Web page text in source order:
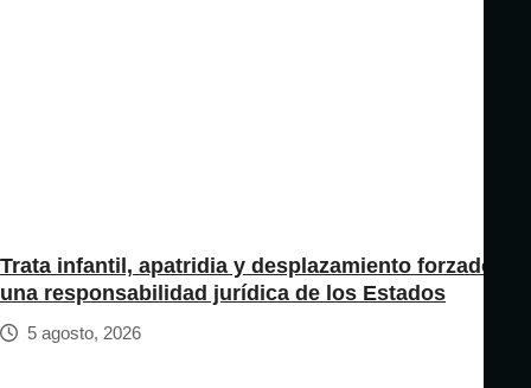
Trata infantil, apatridia y desplazamiento forzado:
una responsabilidad jurídica de los Estados
5 agosto, 2026